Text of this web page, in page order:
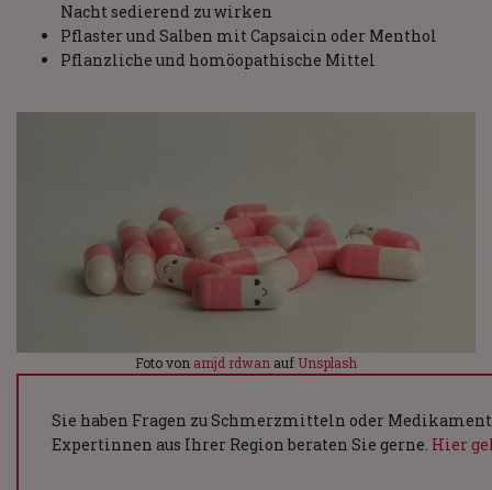
Nacht sedierend zu wirken
Pflaster und Salben mit Capsaicin oder Menthol
Pflanzliche und homöopathische Mittel
Foto von amjd rdwan auf Unsplash
Sie haben Fragen zu Schmerzmitteln oder
Expertinnen aus Ihrer Region beraten Sie gerne. Hier